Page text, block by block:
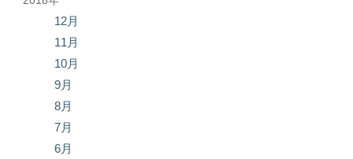
12月
11月
10月
9月
8月
7月
6月